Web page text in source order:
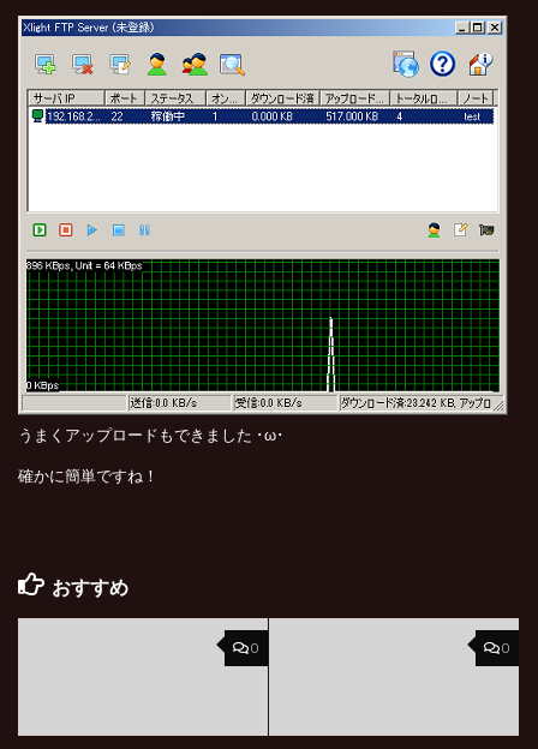
うまくアップロードもできました ･ω･
確かに簡単ですね！
おすすめ
0 0